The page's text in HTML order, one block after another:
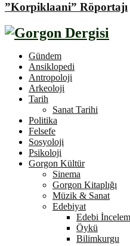
”Korpiklaani” Röportajı
Gündem
Ansiklopedi
Antropoloji
Arkeoloji
Tarih
Sanat Tarihi
Politika
Felsefe
Sosyoloji
Psikoloji
Gorgon Kültür
Sinema
Gorgon Kitaplığı
Müzik & Sanat
Edebiyat
Edebi
Öykü
Bilimkurgu